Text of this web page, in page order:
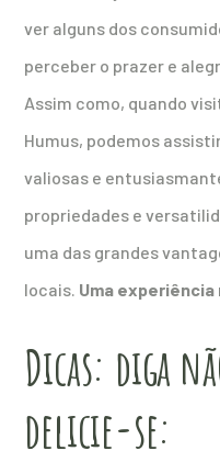
ver alguns dos
perceber o prazer e
Assim como, quando
Humus, podemos
valiosas e
propriedades e
uma das grandes
locais. Uma
Dicas: diga
delicie-se: